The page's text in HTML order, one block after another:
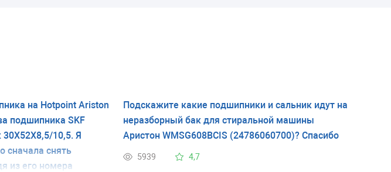
на Hotpoint Ariston
подшипника SKF
30Х52Х8,5/10,5. Я
сначала снять
из его номера
Подскажите какие подшипники и сальник идут на
неразборный бак для стиральной машины
Аристон WMSG608BCIS (24786060700)? Спасибо
5939 4,7